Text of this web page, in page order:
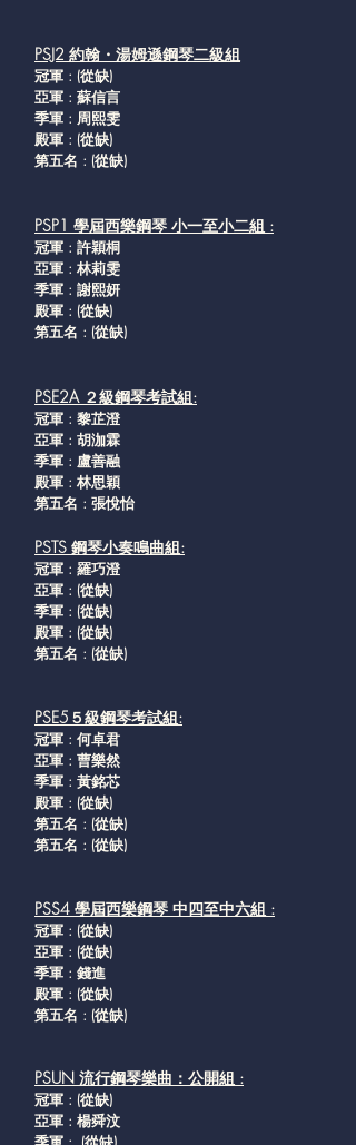
PSJ2 約翰・湯姆遜鋼琴二級組
冠軍 : (從缺)
亞軍 : 蘇信言
季軍 : 周熙雯
殿軍 : (從缺)
第五名 : (從缺)
PSP1 學屆西樂鋼琴 小一至小二組 :
冠軍 : 許穎桐
亞軍 : 林莉雯
季軍 : 謝熙妍
殿軍 : (從缺)
第五名 : (從缺)
PSE2A ２級鋼琴考試組:
冠軍 : 黎芷澄
亞軍 : 胡泇霖
季軍 : 盧善融
殿軍 : 林思穎
第五名 : 張悅怡
PSTS 鋼琴小奏鳴曲組:
冠軍 : 羅巧澄
亞軍 : (從缺)
季軍 : (從缺)
殿軍 : (從缺)
第五名 : (從缺)
PSE5５級鋼琴考試組:
冠軍 : 何卓君
亞軍 : 曹樂然
季軍 : 黃銘芯
殿軍 : (從缺)
第五名 : (從缺)
第五名 : (從缺)
PSS4 學屆西樂鋼琴 中四至中六組 :
冠軍 : (從缺)
亞軍 : (從缺)
季軍 : 錢進
殿軍 : (從缺)
第五名 : (從缺)
PSUN 流行鋼琴樂曲：公開組 :
冠軍 : (從缺)
亞軍 : 楊舜汶